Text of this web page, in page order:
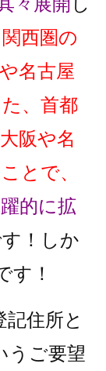
関西圏の
名古屋
、首都
阪や名
とで、
的に拡
！しか
す！
住所と
うご要望